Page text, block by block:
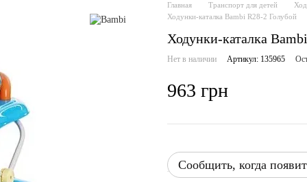
Главная Транспорт для детей
Ходунки-каталка Bambi R28-2 Голубой
Ходунки-каталка
Нет в наличии Артикул: 135965
963 грн
Сообщить, когда